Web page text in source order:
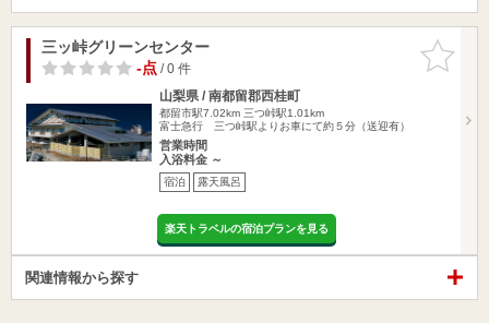
お気に入
りに追加
三ッ峠グリーンセンター
-点/ 0 件
山梨県 / 南都留郡西桂町
都留市駅7.02km 三つ峠駅1.01km
富士急行 三つ峠駅よりお車にて約５分（送迎有）
営業時間
入浴料金 ～
宿泊 露天風呂
楽天トラベルの宿泊プランを見る
関連情報から探す